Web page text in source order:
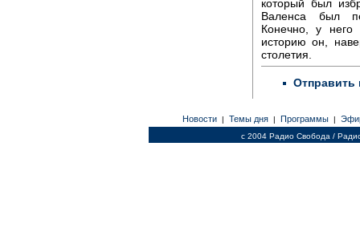
который был
Валенса был
Конечно, у него
историю он,
столетия.
Отправить
Новости | Темы дня | Программы |
c 2004 Радио Свобода /